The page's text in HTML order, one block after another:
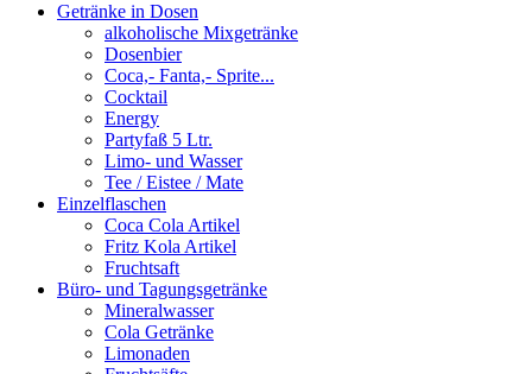
Getränke in Dosen
alkoholische Mixgetränke
Dosenbier
Coca,- Fanta,- Sprite...
Cocktail
Energy
Partyfaß 5 Ltr.
Limo- und Wasser
Tee / Eistee / Mate
Einzelflaschen
Coca Cola Artikel
Fritz Kola Artikel
Fruchtsaft
Büro- und Tagungsgetränke
Mineralwasser
Cola Getränke
Limonaden